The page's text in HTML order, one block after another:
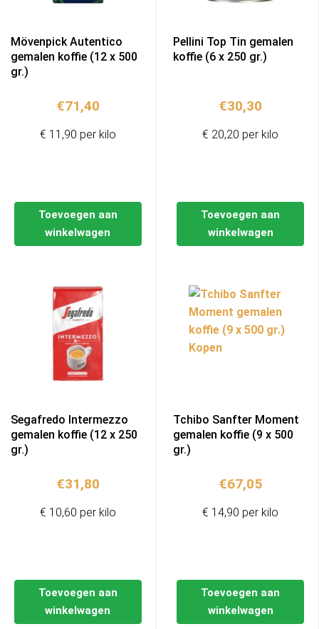
Mövenpick Autentico
gemalen koffie (12 x 500
gr.)
€71,40
Toevoegen aan
winkelwagen
€ 11,90 per kilo
Pellini Top Tin gemalen
koffie (6 x 250 gr.)
€30,30
Toevoegen aan
winkelwagen
€ 20,20 per kilo
Segafredo Intermezzo
gemalen koffie (12 x 250
gr.)
€31,80
Toevoegen aan
winkelwagen
€ 10,60 per kilo
Tchibo Sanfter Moment
gemalen koffie (9 x 500
gr.)
€67,05
Toevoegen aan
winkelwagen
€ 14,90 per kilo